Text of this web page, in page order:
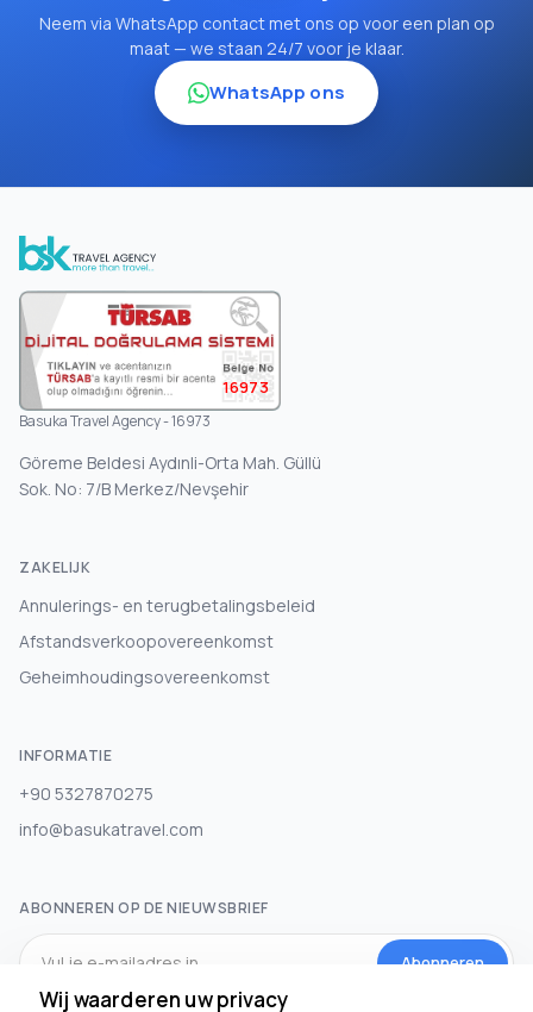
Neem via WhatsApp contact met ons op voor een plan op
maat — we staan 24/7 voor je klaar.
WhatsApp ons
16973
Basuka Travel Agency - 16973
Göreme Beldesi Aydınli-Orta Mah. Güllü
Sok. No: 7/B Merkez/Nevşehir
ZAKELIJK
Annulerings- en terugbetalingsbeleid
Afstandsverkoopovereenkomst
Geheimhoudingsovereenkomst
INFORMATIE
+90 5327870275
info@basukatravel.com
ABONNEREN OP DE NIEUWSBRIEF
Abonneren
Wij waarderen uw privacy